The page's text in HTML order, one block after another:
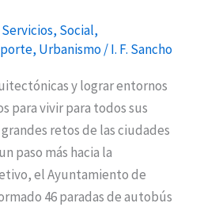
Servicios, Social,
, Urbanismo/I. F. Sancho
y lograr entornos
para vivir para todos sus
retos de las ciudades
paso más hacia la
el Ayuntamiento de
46 paradas de autobús